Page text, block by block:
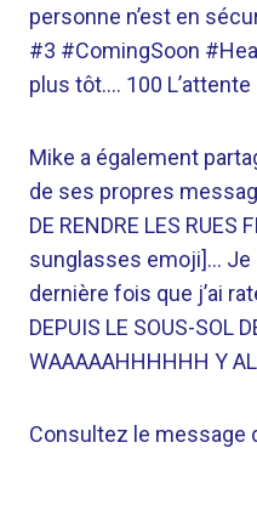
personne n’est en
#3 #ComingSoon
plus tôt…. 100
Mike a également
de ses propres
DE RENDRE LES RUES
sunglasses emoji]… Je
dernière fois que j’ai
DEPUIS LE SOUS-SOL
WAAAAAHHHHHH Y
Consultez le message